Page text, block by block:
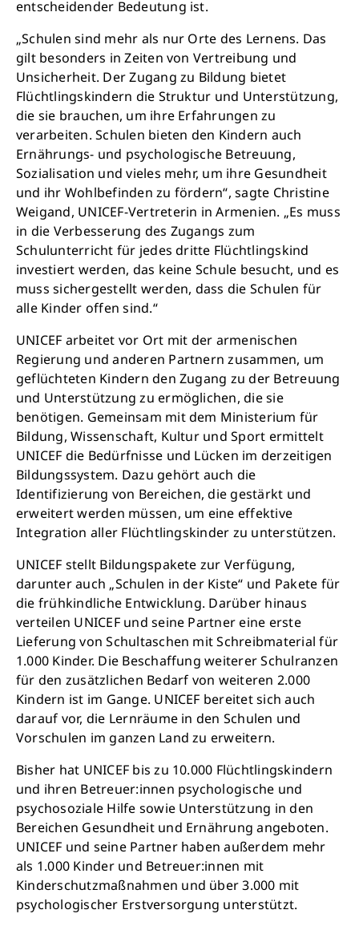
entscheidender Bedeutung ist.
„Schulen sind mehr als nur Orte des Lernens. Das
gilt besonders in Zeiten von Vertreibung und
Unsicherheit. Der Zugang zu Bildung bietet
Flüchtlingskindern die Struktur und Unterstützung,
die sie brauchen, um ihre Erfahrungen zu
verarbeiten. Schulen bieten den Kindern auch
Ernährungs- und psychologische Betreuung,
Sozialisation und vieles mehr, um ihre Gesundheit
und ihr Wohlbefinden zu fördern“, sagte Christine
Weigand, UNICEF-Vertreterin in Armenien. „Es muss
in die Verbesserung des Zugangs zum
Schulunterricht für jedes dritte Flüchtlingskind
investiert werden, das keine Schule besucht, und es
muss sichergestellt werden, dass die Schulen für
alle Kinder offen sind.“
UNICEF arbeitet vor Ort mit der armenischen
Regierung und anderen Partnern zusammen, um
geflüchteten Kindern den Zugang zu der Betreuung
und Unterstützung zu ermöglichen, die sie
benötigen. Gemeinsam mit dem Ministerium für
Bildung, Wissenschaft, Kultur und Sport ermittelt
UNICEF die Bedürfnisse und Lücken im derzeitigen
Bildungssystem. Dazu gehört auch die
Identifizierung von Bereichen, die gestärkt und
erweitert werden müssen, um eine effektive
Integration aller Flüchtlingskinder zu unterstützen.
UNICEF stellt Bildungspakete zur Verfügung,
darunter auch „Schulen in der Kiste“ und Pakete für
die frühkindliche Entwicklung. Darüber hinaus
verteilen UNICEF und seine Partner eine erste
Lieferung von Schultaschen mit Schreibmaterial für
1.000 Kinder. Die Beschaffung weiterer Schulranzen
für den zusätzlichen Bedarf von weiteren 2.000
Kindern ist im Gange. UNICEF bereitet sich auch
darauf vor, die Lernräume in den Schulen und
Vorschulen im ganzen Land zu erweitern.
Bisher hat UNICEF bis zu 10.000 Flüchtlingskindern
und ihren Betreuer:innen psychologische und
psychosoziale Hilfe sowie Unterstützung in den
Bereichen Gesundheit und Ernährung angeboten.
UNICEF und seine Partner haben außerdem mehr
als 1.000 Kinder und Betreuer:innen mit
Kinderschutzmaßnahmen und über 3.000 mit
psychologischer Erstversorgung unterstützt.
Retten Sie noch heute Leben
Schon 50 Cent am Tag können Großes
bewirken: z.B. monatlich 25.000 Liter
sauberes Trinkwasser zur Verfügung stellen.
Sauberes Trinkwasser bedeutet: weniger
Krankheit, mehr Kindheit, bessere Zukunft.
Jetzt Leben retten